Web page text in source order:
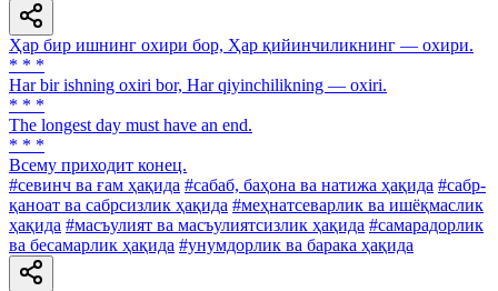
Ҳар бир ишнинг охири бор, Ҳар қийинчиликнинг — охири.
* * *
Har bir ishning oxiri bor, Har qiyinchilikning — oxiri.
* * *
The longest day must have an end.
* * *
Всему приходит конец.
#севинч ва ғам ҳақида #сабаб, баҳона ва натижа ҳақида #сабр-
қаноат ва сабрсизлик ҳақида #меҳнатсеварлик ва ишёқмаслик
ҳақида #масъулият ва масъулиятсизлик ҳақида #самарадорлик
ва бесамарлик ҳақида #унумдорлик ва барака ҳақида